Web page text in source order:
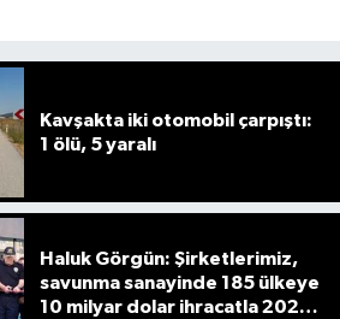
Kavşakta iki otomobil çarpıştı:
1 ölü, 5 yaralı
Haluk Görgün: Şirketlerimiz,
savunma sanayinde 185 ülkeye
10 milyar dolar ihracatla 2025'i